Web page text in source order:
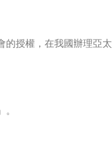
的授權，在我國辦理亞太
」。